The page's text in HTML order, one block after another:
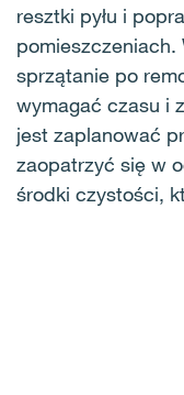
resztki pyłu i
sprzątanie po
wymagać czasu i
jest zaplanować
zaopatrzyć się w
środki czystości,